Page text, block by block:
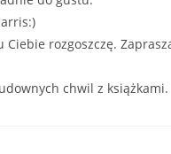
Ciebie rozgoszczę.
chwil z książkami.